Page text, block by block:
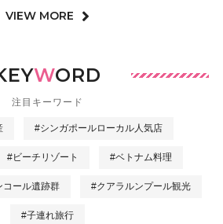
VIEW MORE
WORD
注目キーワード
#シンガポールローカル人気店
#ビーチリゾート #ベトナム料理
コール遺跡群 #クアラルンプール観光
#子連れ旅行